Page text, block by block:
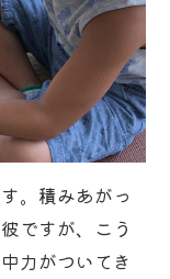
。積みあがっ
ですが、こう
力がついてき